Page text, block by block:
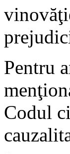
Pentru
Codul